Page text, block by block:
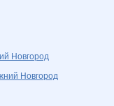
Новгород
Новгород